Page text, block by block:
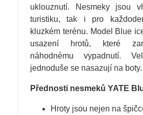
uklouznutí. Nesmeky jsou
turistiku, tak i pro
kluzkém terénu. Model Blue
usazení hrotů, které
náhodnému vypadnutí.
jednoduše se nasazují na boty.
Přednosti nesmeků YATE
Hroty jsou nejen na